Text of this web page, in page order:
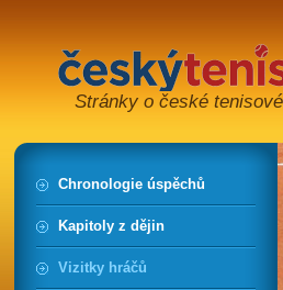
Stránky o české
Chronologie úspěchů
Kapitoly z dějin
Vizitky hráčů